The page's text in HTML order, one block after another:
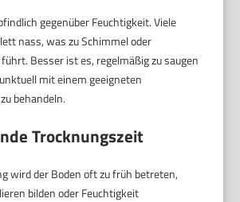
gegenüber Feuchtigkeit. Viele
nass, was zu Schimmel oder
Besser ist es, regelmäßig zu saugen
mit einem geeigneten
behandeln.
Trocknungszeit
wird der Boden oft zu früh betreten,
bilden oder Feuchtigkeit